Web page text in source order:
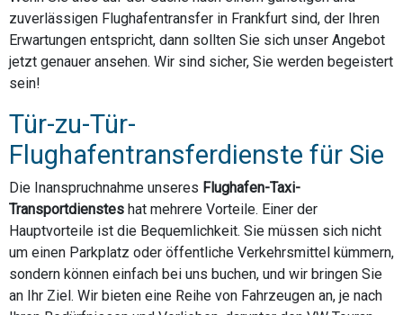
zuverlässigen Flughafentransfer in Frankfurt sind, der Ihren
Erwartungen entspricht, dann sollten Sie sich unser Angebot
jetzt genauer ansehen. Wir sind sicher, Sie werden begeistert
sein!
Tür-zu-Tür-
Flughafentransferdienste für Sie
Die Inanspruchnahme unseres Flughafen-Taxi-
Transportdienstes hat mehrere Vorteile. Einer der
Hauptvorteile ist die Bequemlichkeit. Sie müssen sich nicht
um einen Parkplatz oder öffentliche Verkehrsmittel kümmern,
sondern können einfach bei uns buchen, und wir bringen Sie
an Ihr Ziel. Wir bieten eine Reihe von Fahrzeugen an, je nach